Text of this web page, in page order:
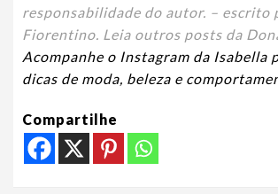
responsabilidade do autor. – escrito
Fiorentino. Leia outros posts da
Acompanhe o Instagram da Isabella
dicas de moda, beleza e
Compartilhe